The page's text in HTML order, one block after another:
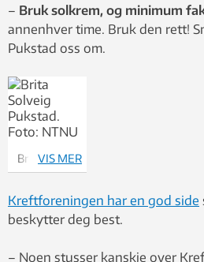
– Bruk solkrem, og minimum
annenhver time. Bruk den rett!
Pukstad oss om.
Brita
Solveig
Pukstad.
Foto:
VIS MER
Kreftforeningen har en god side
beskytter deg best.
– Noen stusser kanskje over